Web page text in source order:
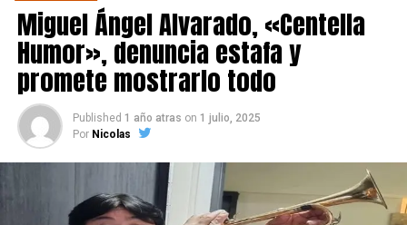
Miguel Ángel Alvarado, «Centella
Humor», denuncia estafa y
promete mostrarlo todo
Published 1 año atras on 1 julio, 2025
Por Nicolas